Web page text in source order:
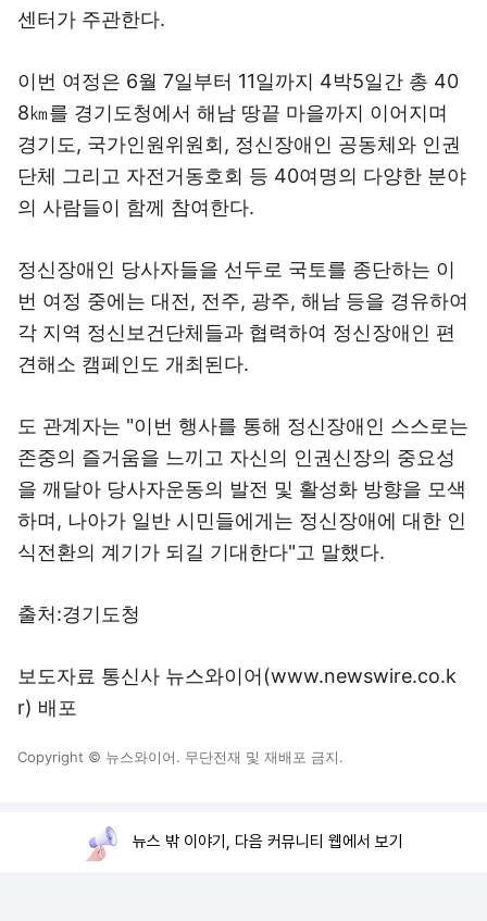
센터가 주관한다.
이번 여정은 6월 7일부터 11일까지 4박5일간 총 40
8㎞를 경기도청에서 해남 땅끝 마을까지 이어지며
경기도, 국가인원위원회, 정신장애인 공동체와 인권
단체 그리고 자전거동호회 등 40여명의 다양한 분야
의 사람들이 함께 참여한다.
정신장애인 당사자들을 선두로 국토를 종단하는 이
번 여정 중에는 대전, 전주, 광주, 해남 등을 경유하여
각 지역 정신보건단체들과 협력하여 정신장애인 편
견해소 캠페인도 개최된다.
도 관계자는 "이번 행사를 통해 정신장애인 스스로는
존중의 즐거움을 느끼고 자신의 인권신장의 중요성
을 깨달아 당사자운동의 발전 및 활성화 방향을 모색
하며, 나아가 일반 시민들에게는 정신장애에 대한 인
식전환의 계기가 되길 기대한다"고 말했다.
출처:경기도청
보도자료 통신사 뉴스와이어(www.newswire.co.k
r) 배포
Copyright © 뉴스와이어. 무단전재 및 재배포 금지.
뉴스 밖 이야기, 다음 커뮤니티 웹에서 보기